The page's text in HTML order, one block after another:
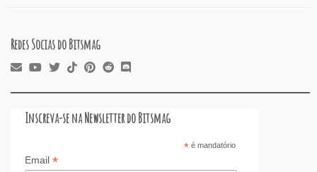
Redes Socias do Bitsmag
Inscreva-se na Newsletter do Bitsmag
*é mandatório
Email *